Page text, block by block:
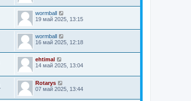
wormball
19 май 2025, 13:15
wormball
16 май 2025, 12:18
ehtimal
14 май 2025, 13:04
Rotarys
07 май 2025, 13:44